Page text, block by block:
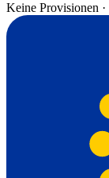
Keine Provisionen